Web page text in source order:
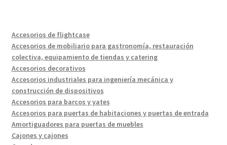
Accesorios de flightcase
Accesorios de mobiliario para gastronomía, restauración
colectiva, equipamiento de tiendas y catering
Accesorios decorativos
Accesorios industriales para ingeniería mecánica y
construcción de dispositivos
Accesorios para barcos y yates
Accesorios para puertas de habitaciones y puertas de entrada
Amortiguadores para puertas de muebles
Cajones y cajones